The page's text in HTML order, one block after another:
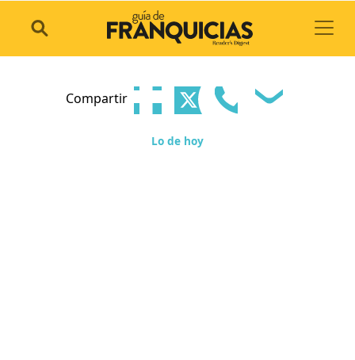
Compartir
Lo de hoy